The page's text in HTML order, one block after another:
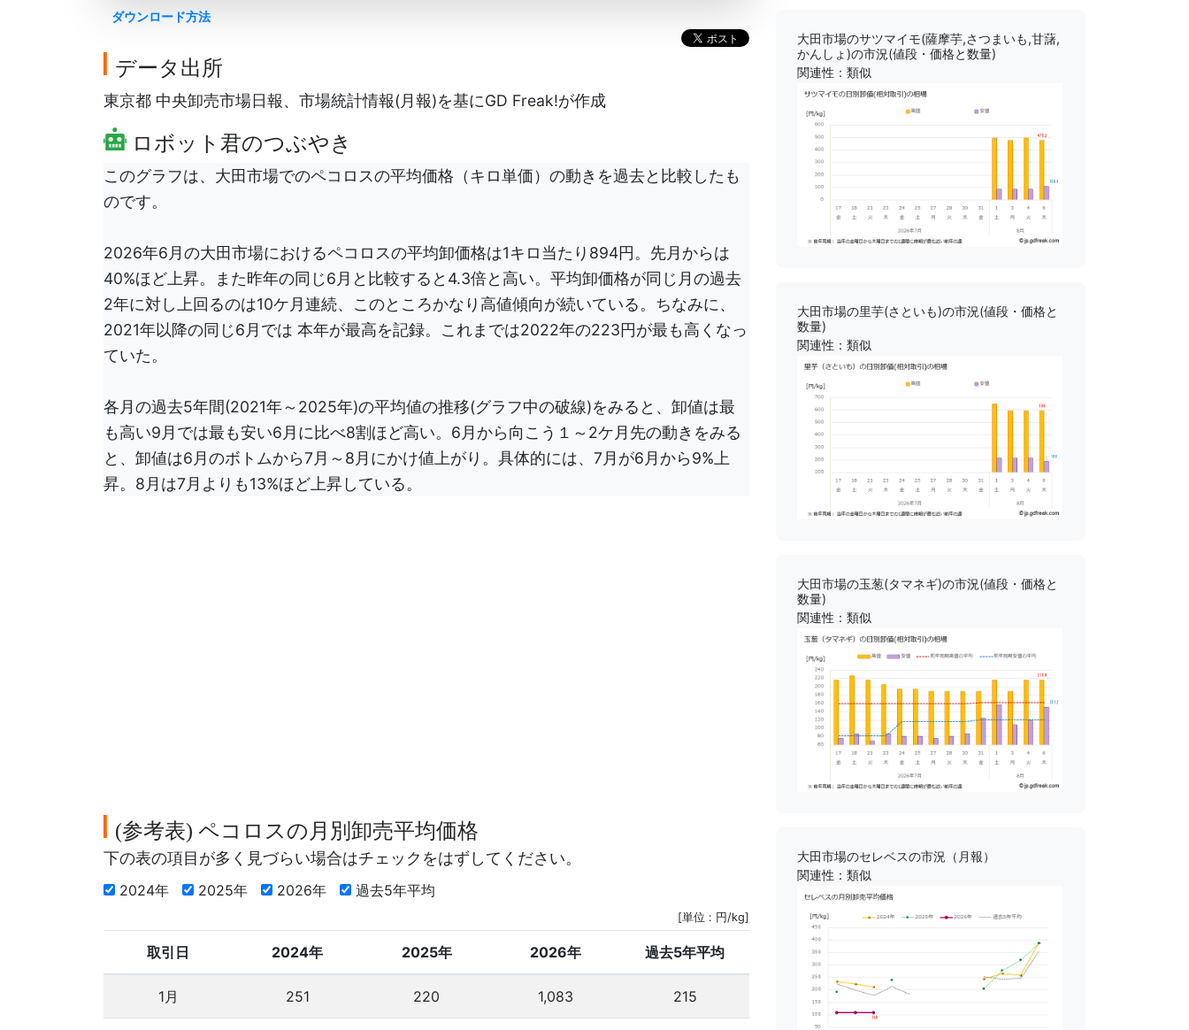
ダウンロード方法
データ出所
東京都 中央卸売市場日報、市場統計情報(月報)を基にGD Freak!が作成
ロボット君のつぶやき
このグラフは、大田市場でのペコロスの平均価格（キロ単価）の動きを過去と比較したも
のです。
2026年6月の大田市場におけるペコロスの平均卸価格は1キロ当たり894円。先月からは
40%ほど上昇。また昨年の同じ6月と比較すると4.3倍と高い。平均卸価格が同じ月の過去
2年に対し上回るのは10ケ月連続、このところかなり高値傾向が続いている。ちなみに、
2021年以降の同じ6月では 本年が最高を記録。これまでは2022年の223円が最も高くなっ
ていた。
各月の過去5年間(2021年～2025年)の平均値の推移(グラフ中の破線)をみると、卸値は最
も高い9月では最も安い6月に比べ8割ほど高い。6月から向こう１～2ケ月先の動きをみる
と、卸値は6月のボトムから7月～8月にかけ値上がり。具体的には、7月が6月から9%上
昇。8月は7月よりも13%ほど上昇している。
(参考表) ペコロスの月別卸売平均価格
下の表の項目が多く見づらい場合はチェックをはずしてください。
2024年 2025年 2026年 過去5年平均
[単位 : 円/kg]
取引日 2024年 2025年 2026年 過去5年平均
1月 251 220 1,083 215
大田市場のサツマイモ(薩摩芋,さつまいも,甘藷,
かんしょ)の市況(値段・価格と数量)
関連性：類似
大田市場の里芋(さといも)の市況(値段・価格と
数量)
関連性：類似
大田市場の玉葱(タマネギ)の市況(値段・価格と
数量)
関連性：類似
大田市場のセレベスの市況（月報）
関連性：類似